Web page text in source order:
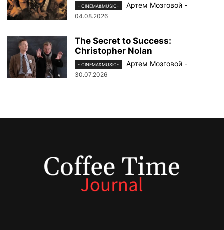
- CINEMA&MUSIC- Артем Мозговой -
04.08.2026
The Secret to Success:
Christopher Nolan
- CINEMA&MUSIC- Артем Мозговой -
30.07.2026